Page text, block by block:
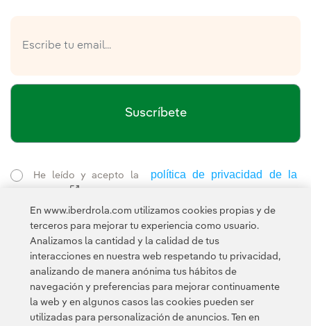
Suscríbete
He leído y acepto la
política de privacidad de la
Esta página está protegida por reCAPTCHA y se aplican la
Política de privacidad Términos de servicio
En www.iberdrola.com utilizamos cookies propias y de
terceros para mejorar tu experiencia como usuario.
Analizamos la cantidad y la calidad de tus
interacciones en nuestra web respetando tu privacidad,
analizando de manera anónima tus hábitos de
navegación y preferencias para mejorar continuamente
la web y en algunos casos las cookies pueden ser
utilizadas para personalización de anuncios. Ten en